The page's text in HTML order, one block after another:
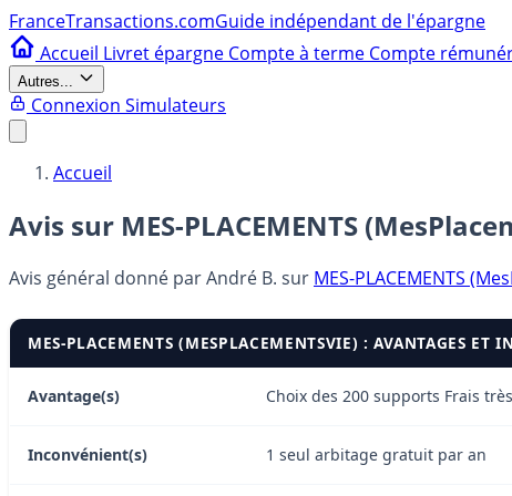
FranceTransactions.comGuide indépendant de l'épargne
Accueil Livret épargne Compte à terme Compte
Autres...
Connexion Simulateurs
Accueil
Avis sur MES-PLACEMENTS
Avis général donné parAndré B. sur MES-PLACEMENTS
MES-PLACEMENTS (MESPLACEMENTSVIE) : AVANTAGES ET
Avantage(s) Choix des 200 supports Frais
Inconvénient(s) 1 seul arbitage gratuit par an